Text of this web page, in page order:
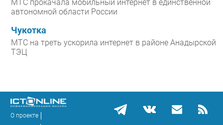
МТС прокачала мобильный интернет в единственной
автономной области России
Чукотка
МТС на треть ускорила интернет в районе Анадырской
ТЭЦ
О проекте